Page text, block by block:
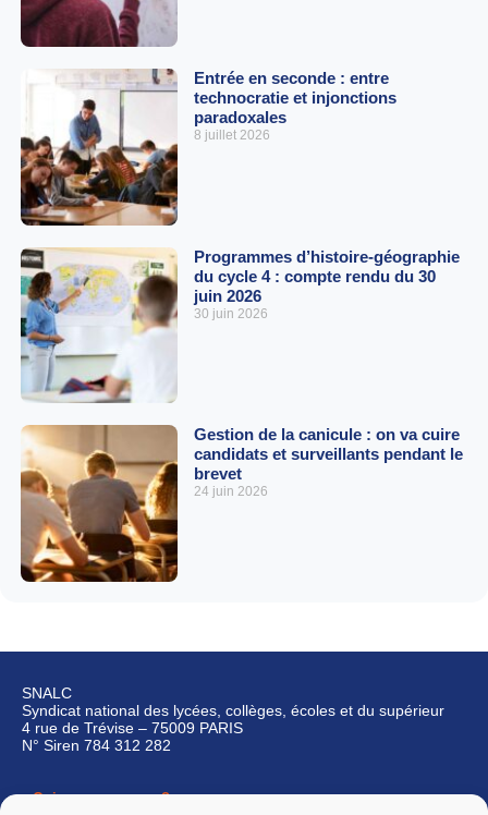
Entrée en seconde : entre
technocratie et injonctions
paradoxales
8 juillet 2026
Programmes d’histoire-géographie
du cycle 4 : compte rendu du 30
juin 2026
30 juin 2026
Gestion de la canicule : on va cuire
candidats et surveillants pendant le
brevet
24 juin 2026
SNALC
Syndicat national des lycées, collèges, écoles et du supérieur
4 rue de Trévise – 75009 PARIS
N° Siren 784 312 282
Qui sommes-nous ?